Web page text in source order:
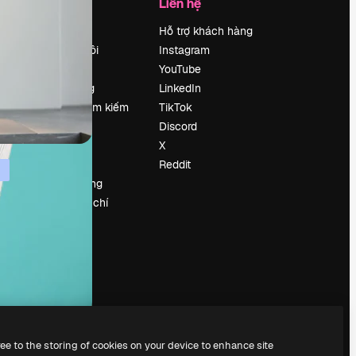
Về chúng tôi
Tuyển dụng
Xu hướng tìm kiếm
Blog
Sự kiện
Bán nội dung
Phòng báo chí
Hỗ trợ khách hàng
Instagram
YouTube
LinkedIn
TikTok
Discord
X
Reddit
to the storing of cookies on your device to enhance site